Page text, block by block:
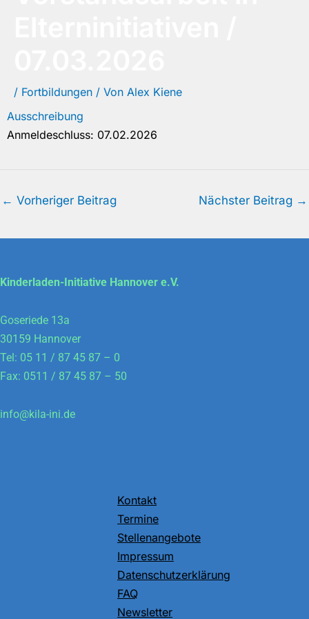
/ Fortbildungen / Von Alex Kiene
Ausschreibung
Anmeldeschluss: 07.02.2026
← Vorheriger Beitrag Nächster Beitrag →
Kinderladen-Initiative Hannover e.V.
Goseriede 13a
30159 Hannover
Tel: 05 11 / 87 45 87 – 0
Fax: 0511 / 87 45 87 – 50
info@kila-ini.de
Kontakt
Termine
Stellenangebote
Impressum
Datenschutzerklärung
FAQ
Newsletter